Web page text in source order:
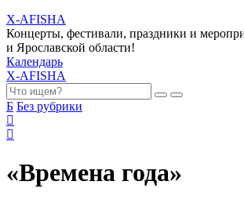
X-AFISHA
Концерты, фестивали, праздники и
и Ярославской области!
Календарь
X-AFISHA
Б Без рубрики
«Времена года»